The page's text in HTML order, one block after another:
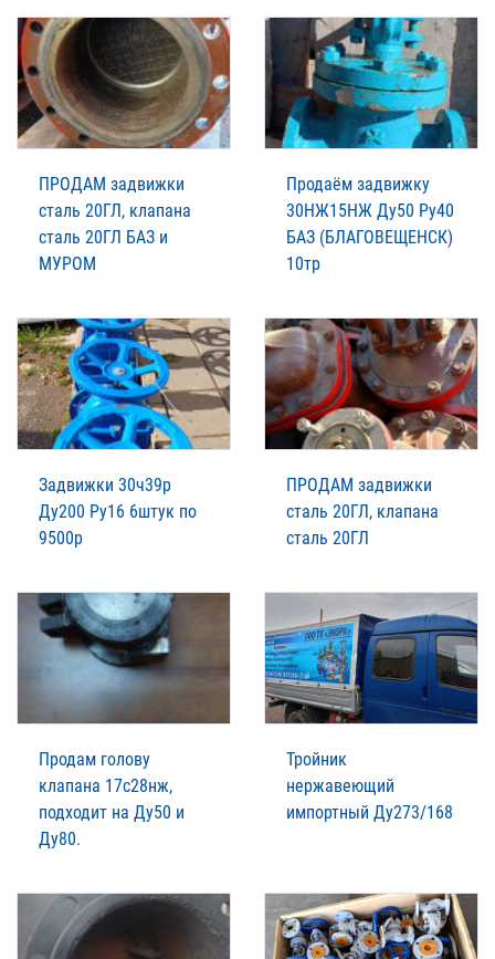
ПРОДАМ задвижки
сталь 20ГЛ, клапана
сталь 20ГЛ БАЗ и
МУРОМ
Пpодаём зaдвижку
30НЖ15НЖ Ду50 Ру40
БАЗ (БЛАГОВЕЩЕНСК)
10тр
Задвижки 30ч39р
Ду200 Ру16 6штук по
9500р
ПРОДАМ задвижки
сталь 20ГЛ, клапана
сталь 20ГЛ
Продам голову
клапана 17с28нж,
подходит на Ду50 и
Ду80.
Тройник
нержавеющий
импортный Ду273/168